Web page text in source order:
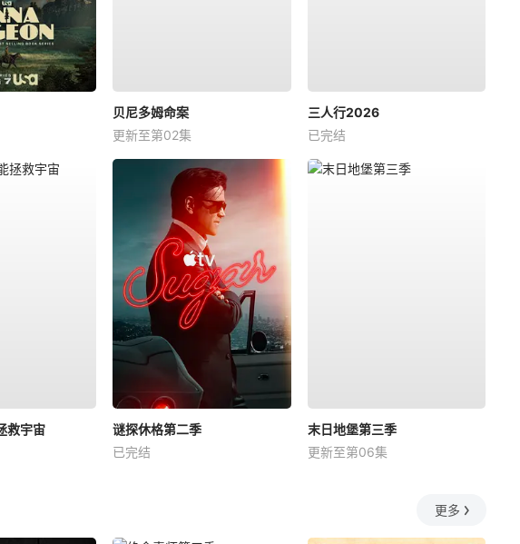
贝尼多姆命案
更新至第02集
三人行2026
已完结
救宇宙
谜探休格第二季
已完结
末日地堡第三季
更新至第06集
更多